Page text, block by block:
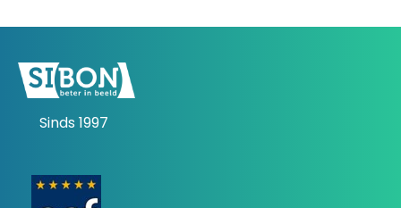
Sinds 1997